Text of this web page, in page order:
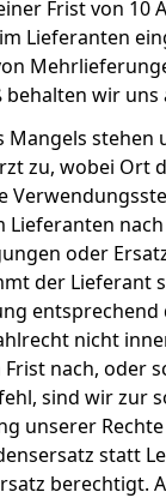
Frist von 10
Lieferanten
wir uns
Mangels stehen
zu, wobei Ort
Lieferanten
oder
der Lieferant
entsprechend
nicht
nach, oder
sind wir zur
unserer
statt
berechtigt.